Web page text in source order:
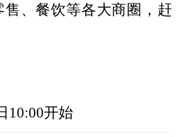
售、餐饮等各大商圈，赶
10:00开始